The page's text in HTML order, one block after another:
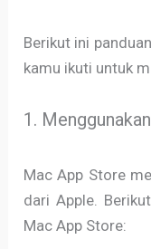
Berikut ini
kamu ikuti untuk
1.
Mac App Store
dari Apple.
Mac App Store: